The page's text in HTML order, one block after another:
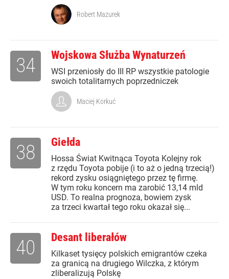
Robert Mazurek
Wojskowa Służba Wynaturzeń
WSI przeniosły do III RP wszystkie patologie
swoich totalitarnych poprzedniczek
34
Maciej Korkuć
Giełda
Hossa Świat Kwitnąca Toyota Kolejny rok
z rzędu Toyota pobije (i to aż o jedną trzecią!)
rekord zysku osiągniętego przez tę firmę.
W tym roku koncern ma zarobić 13,14 mld
USD. To realna prognoza, bowiem zysk
za trzeci kwartał tego roku okazał się...
38
Desant liberałów
Kilkaset tysięcy polskich emigrantów czeka
za granicą na drugiego Wilczka, z którym
zliberalizują Polskę
40